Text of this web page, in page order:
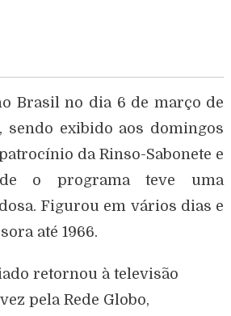
Brasil no dia 6 de março de
sendo exibido aos domingos
da Rinso-Sabonete e
o programa teve uma
Figurou em vários dias e
até 1966.
retornou à televisão
pela Rede Globo,